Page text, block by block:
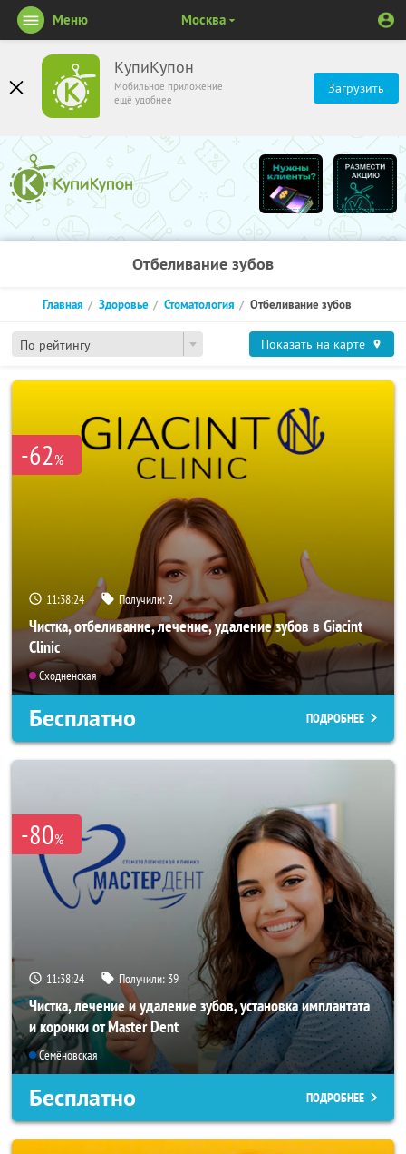
КупиКупон
Мобильное приложение
ещё удобнее
Загрузить
Меню Москва
Отбеливание зубов
По рейтингу
Главная Здоровье Стоматология Отбеливание зубов
Показать на карте
-62%
11:38:22 Получили: 2
Чистка, отбеливание, лечение, удаление зубов в Giacint
Clinic
Сходненская
Бесплатно ПОДРОБНЕЕ
-80%
11:38:22 Получили: 39
Чистка, лечение и удаление зубов, установка имплантата
и коронки от Master Dent
Семёновская
Бесплатно ПОДРОБНЕЕ